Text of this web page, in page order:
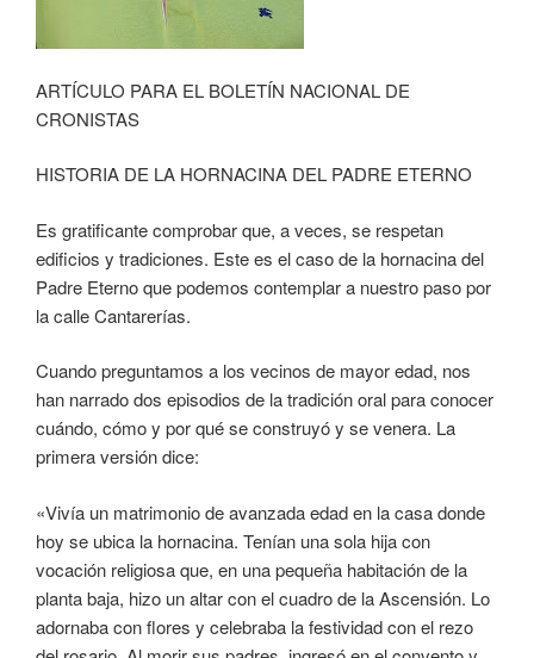
ARTÍCULO PARA EL BOLETÍN NACIONAL DE
CRONISTAS
HISTORIA DE LA HORNACINA DEL PADRE ETERNO
Es gratificante comprobar que, a veces, se respetan
edificios y tradiciones. Este es el caso de la hornacina del
Padre Eterno que podemos contemplar a nuestro paso por
la calle Cantarerías.
Cuando preguntamos a los vecinos de mayor edad, nos
han narrado dos episodios de la tradición oral para conocer
cuándo, cómo y por qué se construyó y se venera. La
primera versión dice:
«Vivía un matrimonio de avanzada edad en la casa donde
hoy se ubica la hornacina. Tenían una sola hija con
vocación religiosa que, en una pequeña habitación de la
planta baja, hizo un altar con el cuadro de la Ascensión. Lo
adornaba con flores y celebraba la festividad con el rezo